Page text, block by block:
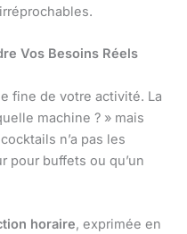
Vos Besoins Réels
fine de votre activité. La
machine ? » mais
n’a pas les
pour buffets ou qu’un
horaire, exprimée en